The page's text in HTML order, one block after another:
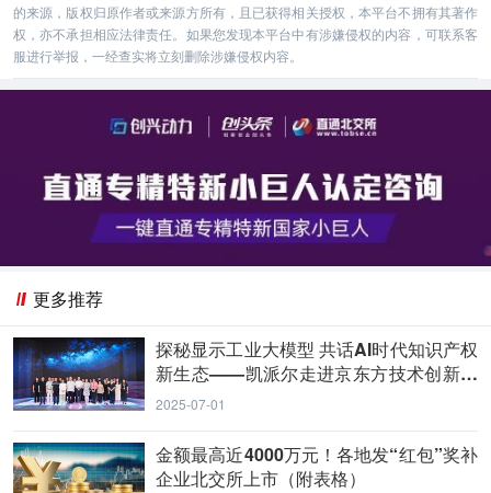
的来源，版权归原作者或来源方所有，且已获得相关授权，本平台不拥有其著作
权，亦不承担相应法律责任。如果您发现本平台中有涉嫌侵权的内容，可联系客
服进行举报，一经查实将立刻删除涉嫌侵权内容。
更多推荐
探秘显示工业大模型 共话AI时代知识产权
新生态——凯派尔走进京东方技术创新中
心
2025-07-01
金额最高近4000万元！各地发“红包”奖补
企业北交所上市（附表格）